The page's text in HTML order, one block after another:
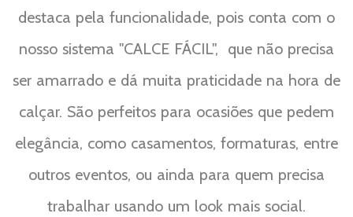
destaca pela funcionalidade, pois conta com o
nosso sistema "CALCE FÁCIL", que não precisa
ser amarrado e dá muita praticidade na hora de
calçar. São perfeitos para ocasiões que pedem
elegância, como casamentos, formaturas, entre
outros eventos, ou ainda para quem precisa
trabalhar usando um look mais social.